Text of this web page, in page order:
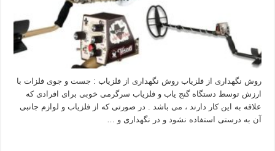
روش نگهداری از فلزیاب روش نگهداری از فلزیاب : جست و جوی فلزات با
ارزش توسط دستگاه گنج یاب و فلزیاب سرگرمی خوبی برای افرادی که
علاقه به این کار دارند ، می باشد . در صورتی که از فلزیاب و لوازم جانبی
آن به درستی استفاده نشود و در نگهداری و …